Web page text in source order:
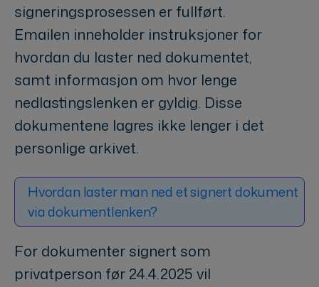
signeringsprosessen er fullført.
Emailen inneholder instruksjoner for
hvordan du laster ned dokumentet,
samt informasjon om hvor lenge
nedlastingslenken er gyldig. Disse
dokumentene lagres ikke lenger i det
personlige arkivet.
Hvordan laster man ned et signert dokument
via dokumentlenken?
For dokumenter signert som
privatperson før 24.4.2025 vil